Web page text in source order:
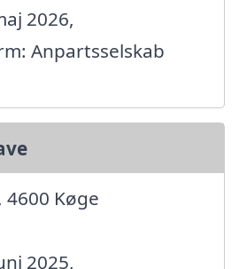
2026,
Anpartsselskab
4600 Køge
2025,